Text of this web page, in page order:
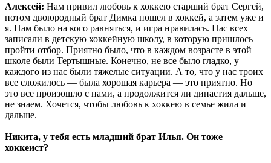
Алексей: Нам привил любовь к хоккею старший брат Сергей,
потом двоюродный брат Димка пошел в хоккей, а затем уже и
я. Нам было на кого равняться, и игра нравилась. Нас всех
записали в детскую хоккейную школу, в которую пришлось
пройти отбор. Приятно было, что в каждом возрасте в этой
школе были Тертышные. Конечно, не все было гладко, у
каждого из нас были тяжелые ситуации. А то, что у нас троих
все сложилось — была хорошая карьера — это приятно. Но
это все произошло с нами, а продолжится ли династия дальше,
не знаем. Хочется, чтобы любовь к хоккею в семье жила и
дальше.
Никита, у тебя есть младший брат Илья. Он тоже
хоккеист?